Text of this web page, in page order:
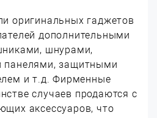
оригинальных гаджетов
дополнительными
шнурами,
панелями, защитными
и т.д. Фирменные
случаев продаются с
аксессуаров, что